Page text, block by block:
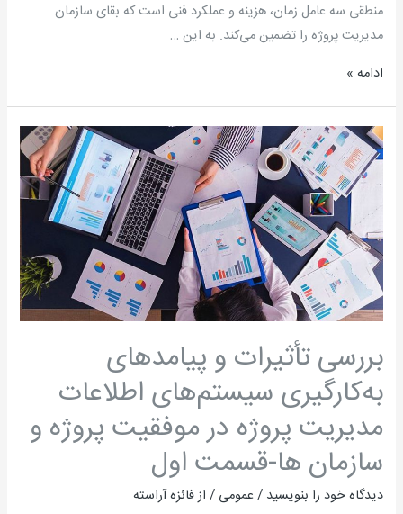
منطقی سه عامل زمان، هزینه و عملکرد فنی است که بقای سازمان
مدیریت پروژه را تضمین می‌کند. به این …
ادامه »
بررسی تأثیرات و پیامدهای
به‌کارگیری سیستم‌های اطلاعات
مدیریت پروژه در موفقیت پروژه و
سازمان ها-قسمت اول
دیدگاه‌ خود را بنویسید /عمومی / ازفائزه آراسته
بررسی
تأثیرات
و
پیامدهای
به‌کارگیری
سیستم‌های
اطلاعات
مدیریت
در
موفقیت
پروژه
و
سازمان
قسمت